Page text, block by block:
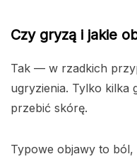
Czy gryzą i jakie
Tak — w rzadkich
ugryzienia. Tylko kilka
przebić skórę.
Typowe objawy to ból,